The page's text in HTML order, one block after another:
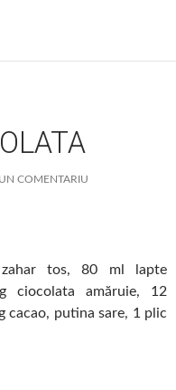
UN COMENTARIU
tos, 80 ml lapte
ciocolata amăruie, 12
cacao, putina sare, 1 plic